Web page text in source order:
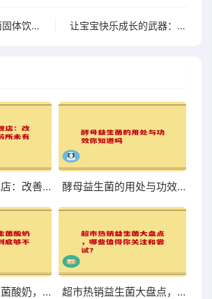
百泰克生物益生菌固体饮料，开启你的美味新体验” 让宝宝快乐成长的武器：瑞士乳杆菌益生菌全面解析
八联益生菌旗舰店：改善肠道，体验前所未有的轻盈与舒适 酵母益生菌的用处与功效你知道吗
沧州快消品益生菌酸奶，口感与营养到底够不够尝鲜？ 超市热销益生菌大盘点，哪些值得你关注和尝试？